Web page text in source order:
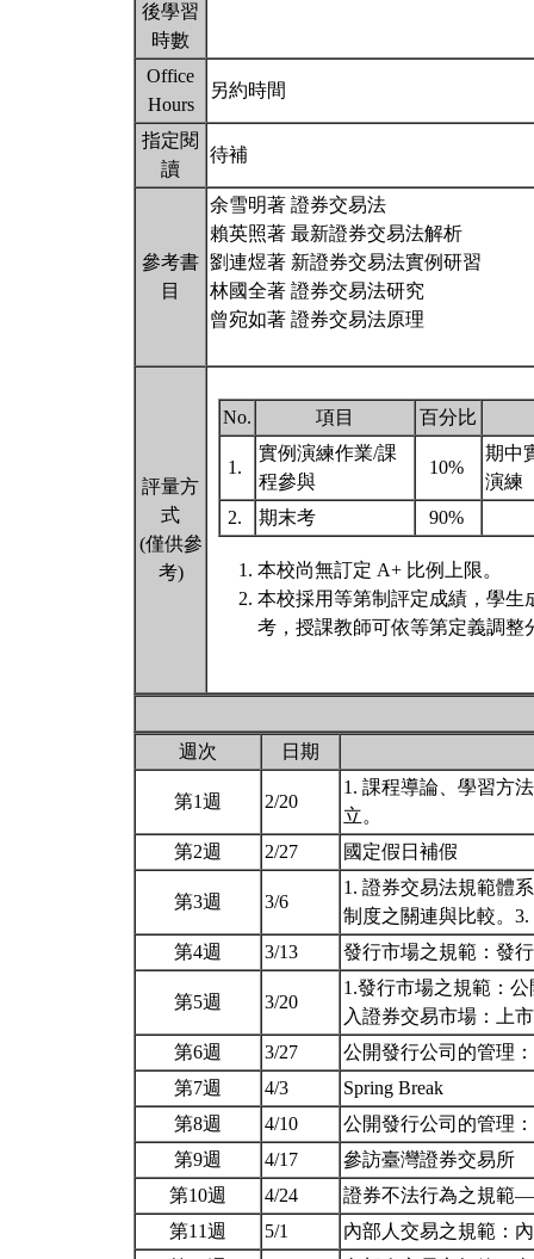
後學習
時數
Office
Hours
另約時間
指定閱
讀
待補
參考書
目
余雪明著 證券交易法
賴英照著 最新證券交易法解析
劉連煜著 新證券交易法實例研習
林國全著 證券交易法研究
曾宛如著 證券交易法原理
評量方
式
(僅供參
考)
No. 項目 百分比
1.
實例演練作業/課
程參與
10%
期中
演練
2.
期末考 90%
本校尚無訂定 A+ 比例上限。
本校採用等第制評定成績，學生
考，授課教師可依等第定義調整
週次 日期
第1週 2/20
1. 課程導論、學習方
立。
第2週
2/27 國定假日補假
第3週 3/6
1. 證券交易法規範體
制度之關連與比較。
第4週
3/13 發行市場之規範：發
第5週 3/20
1.發行市場之規範：
入證券交易市場：上
第6週
3/27
公開發行公司的管理
第7週
4/3
Spring Break
第8週
4/10
公開發行公司的管理
第9週
4/17
參訪臺灣證券交易所
第10週
4/24
證券不法行為之規範
第11週
5/1
內部人交易之規範：